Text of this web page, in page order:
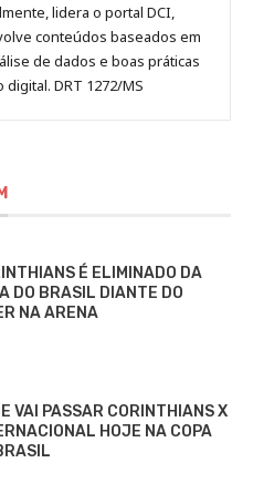
lidera o portal DCI,
conteúdos baseados em
de dados e boas práticas
DRT 1272/MS
É ELIMINADO DA
DO BRASIL DIANTE DO
NA ARENA
VAI PASSAR CORINTHIANS X
HOJE NA COPA